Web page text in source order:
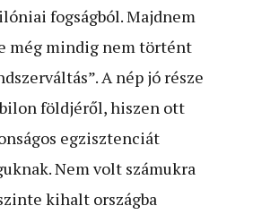
fogságból. Majd­nem
még mindig nem történt
A nép jó része
földjéről, hiszen ott
egzisztenciát
Nem volt számukra
kihalt országba